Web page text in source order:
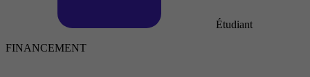
Étudiant
FINANCEMENT